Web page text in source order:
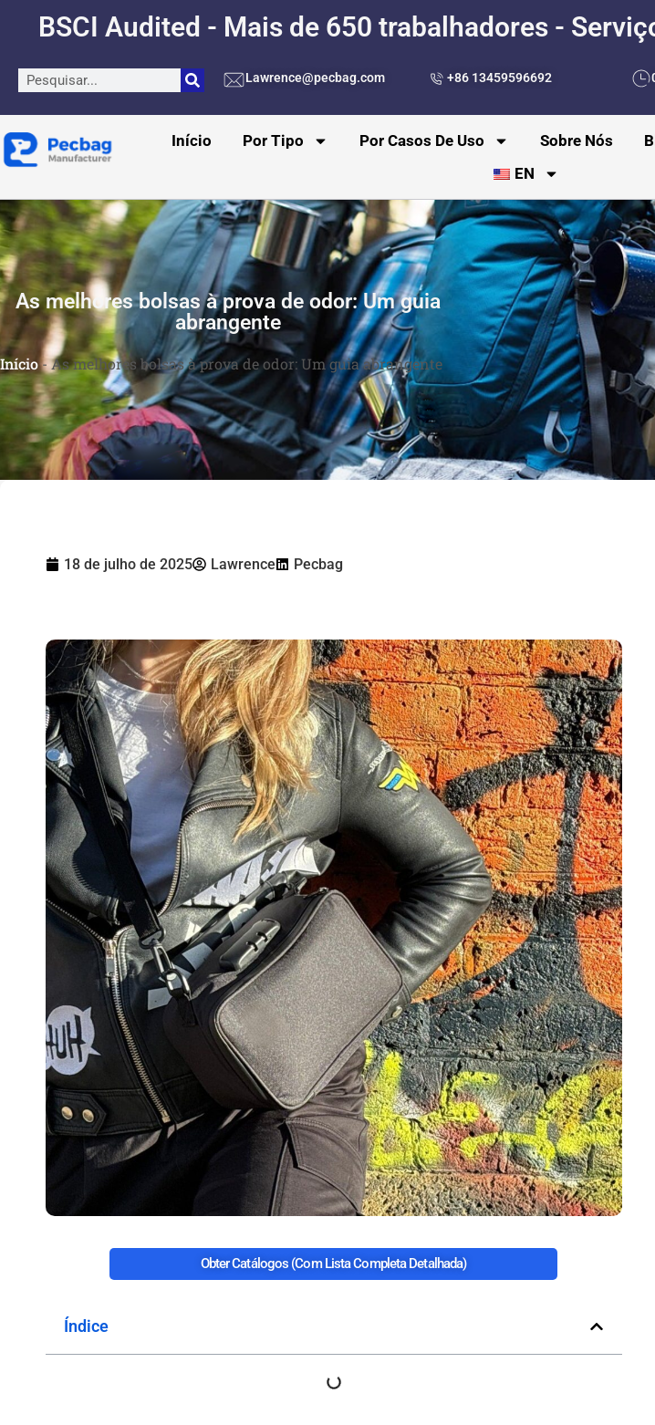
BSCI Audited - Mais de 650 trabalhadores -
Lawrence@pecbag.com +86 13459596692
Início Por Tipo Por Casos De Uso Sobre Nós
EN
As melhores bolsas à prova de odor: Um guia
abrangente
Início -As melhores bolsas à prova de odor: Um guia abrangente
18 de julho de 2025 Lawrence Pecbag
Obter Catálogos (com Lista Completa Detalhada)
Índice